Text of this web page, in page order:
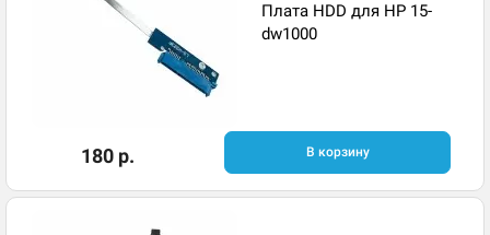
Плата HDD для HP 15-
dw1000
180 р. В корзину